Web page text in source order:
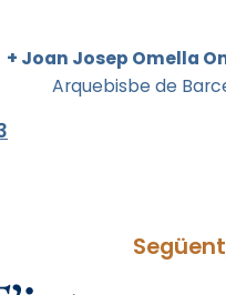
+ Joan Josep Omella
Arquebisbe de
Següent